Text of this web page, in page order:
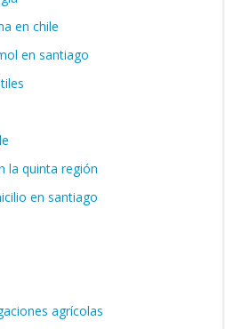
en chile
en santiago
la quinta región
en santiago
agrícolas